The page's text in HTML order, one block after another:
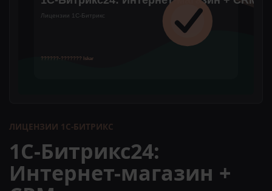
ЛИЦЕНЗИИ 1С-БИТРИКС
1С-Битрикс24:
Интернет-магазин +